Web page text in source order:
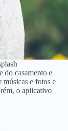
do casamento e
e fotos e
o aplicativo